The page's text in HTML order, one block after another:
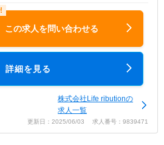
この求人を問い合わせる
詳細を見る
株式会社Life ributionの
求人一覧
更新日：2025/06/03 求人番号：9839471